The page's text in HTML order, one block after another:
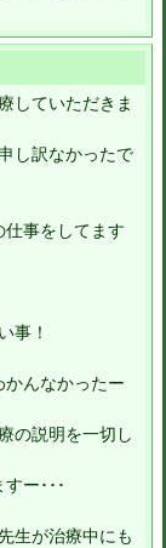
していただきま
し訳なかったで
事をしてます
事！
かんなかったー
の説明を一切し
ー･･･
生が治療中にも